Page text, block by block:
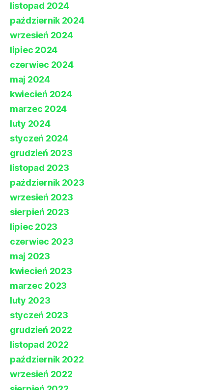
listopad 2024
październik 2024
wrzesień 2024
lipiec 2024
czerwiec 2024
maj 2024
kwiecień 2024
marzec 2024
luty 2024
styczeń 2024
grudzień 2023
listopad 2023
październik 2023
wrzesień 2023
sierpień 2023
lipiec 2023
czerwiec 2023
maj 2023
kwiecień 2023
marzec 2023
luty 2023
styczeń 2023
grudzień 2022
listopad 2022
październik 2022
wrzesień 2022